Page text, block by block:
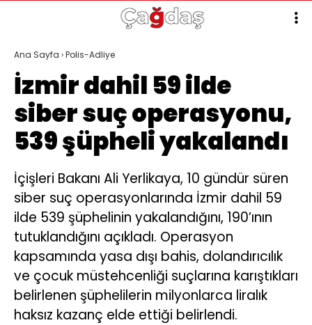
Ana Sayfa ›Polis-Adliye
İzmir dahil 59 ilde
siber suç operasyonu,
539 şüpheli yakalandı
İçişleri Bakanı Ali Yerlikaya, 10 gündür süren
siber suç operasyonlarında İzmir dahil 59
ilde 539 şüphelinin yakalandığını, 190’ının
tutuklandığını açıkladı. Operasyon
kapsamında yasa dışı bahis, dolandırıcılık
ve çocuk müstehcenliği suçlarına karıştıkları
belirlenen şüphelilerin milyonlarca liralık
haksız kazanç elde ettiği belirlendi.